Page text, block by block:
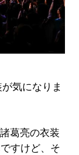
気になりま
葛亮の衣装
すけど、そ